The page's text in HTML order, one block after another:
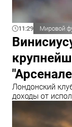
11:29 Мировой
Лондонский
доходы от